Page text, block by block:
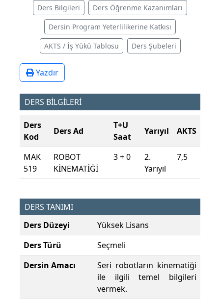
Ders Bilgileri Ders Öğrenme Kazanımları
Dersin Program Yeterlilikerine Katkısı
AKTS / İş Yükü Tablosu Ders Şubeleri
Yazdır
DERS BİLGİLERİ
Ders
Kod
Ders Ad
T+U
Saat
Yarıyıl AKTS
MAK
519
ROBOT
KİNEMATİĞİ
3 + 0
2.
Yarıyıl
7,5
DERS TANIMI
Ders Düzeyi
Yüksek Lisans
Ders Türü
Seçmeli
Dersin Amacı
Seri robotların kinematiği
ile ilgili temel bilgileri
vermek.